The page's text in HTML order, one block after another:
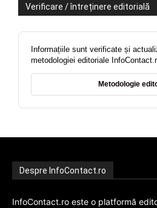
Verificare / întreținere editorială
Informațiile sunt verificate și
metodologiei editoriale
Metodologie
Despre InfoContact.ro
InfoContact.ro este o platformă